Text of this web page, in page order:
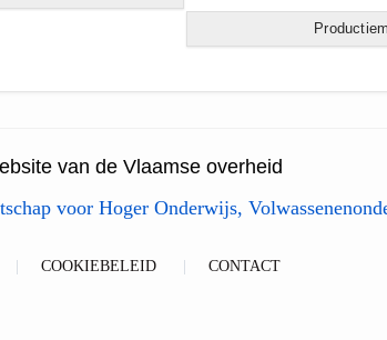
van de Vlaamse overheid
voor Hoger Onderwijs,
COOKIEBELEID CONTACT